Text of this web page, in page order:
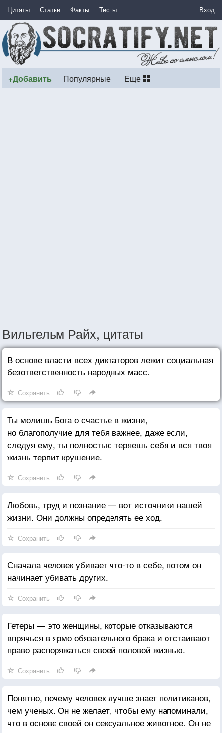
Цитаты Статьи Факты Тесты Вход
+Добавить Популярные Еще
Вильгельм Райх, цитаты
В основе власти всех диктаторов лежит социальная
безответственность народных масс.
Сохранить
Ты молишь Бога о счастье в жизни,
но благополучие для тебя важнее, даже если,
следуя ему, ты полностью теряешь себя и вся твоя
жизнь терпит крушение.
Сохранить
Любовь, труд и познание — вот источники нашей
жизни. Они должны определять ее ход.
Сохранить
Сначала человек убивает что-то в себе, потом он
начинает убивать других.
Сохранить
Гетеры — это женщины, которые отказываются
впрячься в ярмо обязательного брака и отстаивают
право распоряжаться своей половой жизнью.
Сохранить
Понятно, почему человек лучше знает политиканов,
чем ученых. Он не желает, чтобы ему напоминали,
что в основе своей он сексуальное животное. Он не